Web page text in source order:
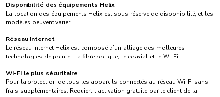
Disponibilité des équipements Helix
La location des équipements Helix est sous réserve de disponibilité, et les
modèles peuvent varier.
Réseau Internet
Le réseau Internet Helix est composé d’un alliage des meilleures
technologies de pointe : la fibre optique, le coaxial et le Wi-Fi.
Wi-Fi le plus sécuritaire
Pour la protection de tous les appareils connectés au réseau Wi-Fi sans
frais supplémentaires. Requiert l’activation gratuite par le client de la